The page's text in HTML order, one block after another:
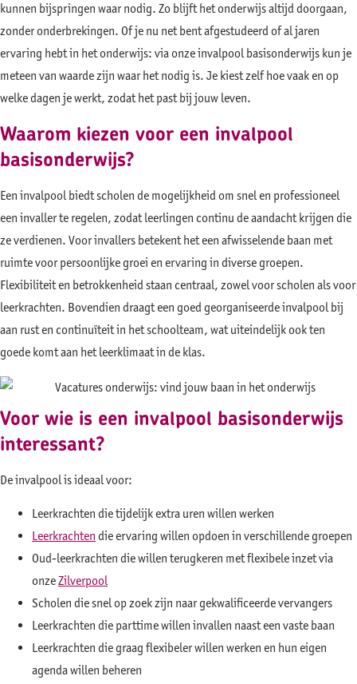
kunnen bijspringen waar nodig. Zo blijft het onderwijs altijd doorgaan,
zonder onderbrekingen. Of je nu net bent afgestudeerd of al jaren
ervaring hebt in het onderwijs: via onze invalpool basisonderwijs kun je
meteen van waarde zijn waar het nodig is. Je kiest zelf hoe vaak en op
welke dagen je werkt, zodat het past bij jouw leven.
Waarom kiezen voor een invalpool
basisonderwijs?
Een invalpool biedt scholen de mogelijkheid om snel en professioneel
een invaller te regelen, zodat leerlingen continu de aandacht krijgen die
ze verdienen. Voor invallers betekent het een afwisselende baan met
ruimte voor persoonlijke groei en ervaring in diverse groepen.
Flexibiliteit en betrokkenheid staan centraal, zowel voor scholen als voor
leerkrachten. Bovendien draagt een goed georganiseerde invalpool bij
aan rust en continuïteit in het schoolteam, wat uiteindelijk ook ten
goede komt aan het leerklimaat in de klas.
Voor wie is een invalpool basisonderwijs
interessant?
De invalpool is ideaal voor:
Leerkrachten die tijdelijk extra uren willen werken
Leerkrachten die ervaring willen opdoen in verschillende groepen
Oud-leerkrachten die willen terugkeren met flexibele inzet via
onzeZilverpool
Scholen die snel op zoek zijn naar gekwalificeerde vervangers
Leerkrachten die parttime willen invallen naast een vaste baan
Leerkrachten die graag flexibeler willen werken en hun eigen
agenda willen beheren